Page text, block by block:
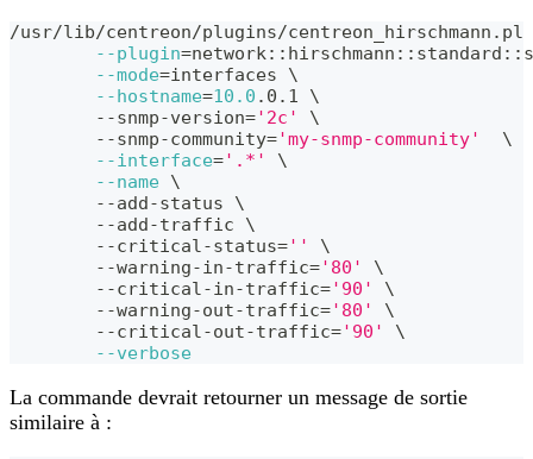
/usr/lib/centreon/plugins/centreon_hirschmann.pl
--plugin=
--mode=interfaces \
--hostname=10.0 .0.1 \
	--snmp-version
='2c'
\
	--snmp-community
='my-snmp-community'
\
--interface='.*'
\
--name \
	--add-status
\
	--add-traffic
\
	--critical-status
=''
\
	--warning-in-traffic
='80'
\
	--critical-in-traffic
='90'
\
	--warning-out-traffic
='80'
\
	--critical-out-traffic
='90'
\
--verbose
La commande devrait retourner un message de sortie
similaire à :